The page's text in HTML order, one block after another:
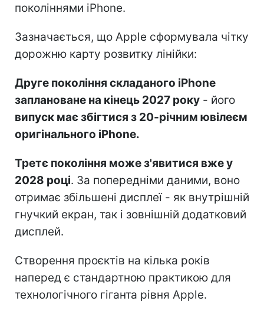
поколіннями iPhone.
Зазначається, що Apple сформувала чітку
дорожню карту розвитку лінійки:
Друге покоління складаного iPhone
заплановане на кінець 2027 року - його
випуск має збігтися з 20-річним ювілеєм
оригінального iPhone.
Третє покоління може з'явитися вже у
2028 році. За попередніми даними, воно
отримає збільшені дисплеї - як внутрішній
гнучкий екран, так і зовнішній додатковий
дисплей.
Створення проєктів на кілька років
наперед є стандартною практикою для
технологічного гіганта рівня Apple.